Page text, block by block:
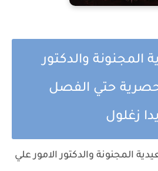
المجنونة والدكتور
حتي الفصل
زغلول
المجنونة والدكتور الامور علي